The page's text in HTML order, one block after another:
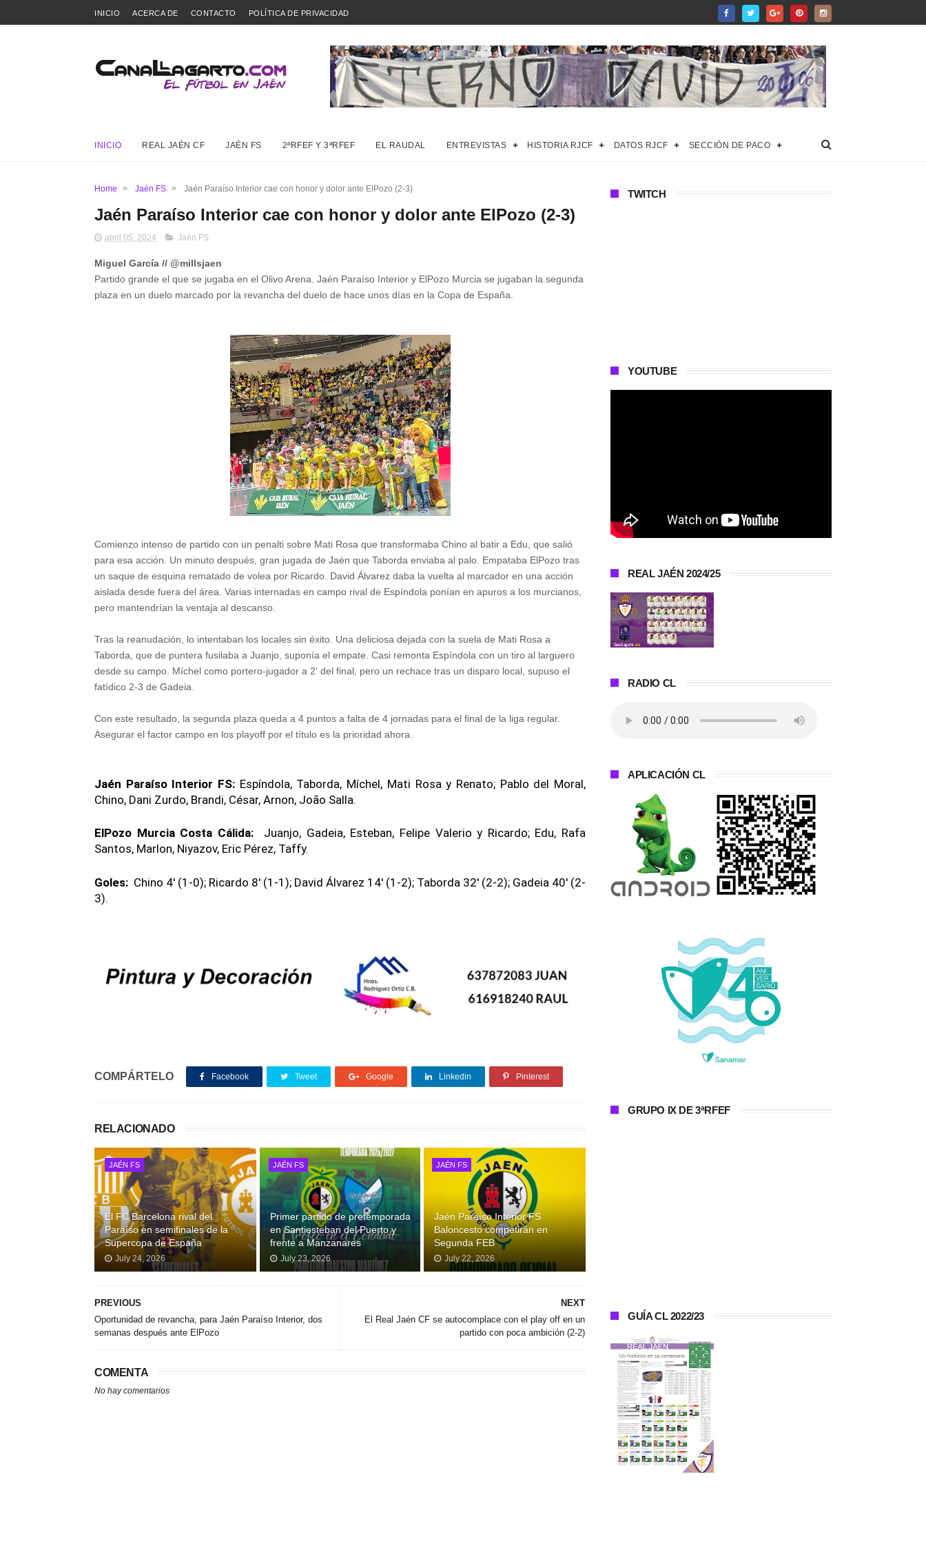
INICIO ACERCA DE CONTACTO POLÍTICA DE PRIVACIDAD
INICIO REAL JAÉN CF JAÉN FS 2ªRFEF Y 3ªRFEF EL RAUDAL ENTREVISTAS HISTORIA RJCF DATOS RJCF SECCIÓN DE PACO
Home > Jaén FS > Jaén Paraíso Interior cae con honor y dolor ante ElPozo (2-3)
Jaén Paraíso Interior cae con honor y dolor ante ElPozo (2-3)
abril 05, 2024 Jaén FS
Miguel García // @millsjaen
Partido grande el que se jugaba en el Olivo Arena. Jaén Paraíso Interior y ElPozo Murcia se jugaban la segunda
plaza en un duelo marcado por la revancha del duelo de hace unos días en la Copa de España.
Comienzo intenso de partido con un penalti sobre Mati Rosa que transformaba Chino al batir a Edu, que salió
para esa acción. Un minuto después, gran jugada de Jaén que Taborda enviaba al palo. Empataba ElPozo tras
un saque de esquina rematado de volea por Ricardo. David Álvarez daba la vuelta al marcador en una acción
aislada desde fuera del área. Varias internadas en campo rival de Espíndola ponían en apuros a los murcianos,
pero mantendrían la ventaja al descanso.
Tras la reanudación, lo intentaban los locales sin éxito. Una deliciosa dejada con la suela de Mati Rosa a
Taborda, que de puntera fusilaba a Juanjo, suponía el empate. Casi remonta Espíndola con un tiro al larguero
desde su campo. Míchel como portero-jugador a 2' del final, pero un rechace tras un disparo local, supuso el
fatídico 2-3 de Gadeia.
Con este resultado, la segunda plaza queda a 4 puntos a falta de 4 jornadas para el final de la liga regular.
Asegurar el factor campo en los playoff por el título es la prioridad ahora.
Jaén Paraíso Interior FS: Espíndola, Taborda, Míchel, Mati Rosa y Renato; Pablo del Moral,
Chino, Dani Zurdo, Brandi, César, Arnon, João Salla.
ElPozo Murcia Costa Cálida:
Juanjo, Gadeia, Esteban, Felipe Valerio y Ricardo; Edu, Rafa
Santos, Marlon, Niyazov, Eric Pérez, Taffy.
Goles: Chino 4' (1-0); Ricardo 8' (1-1); David Álvarez 14' (1-2); Taborda 32' (2-2); Gadeia 40' (2-
3).
COMPÁRTELO Facebook Tweet Google Linkedin Pinterest
RELACIONADO
JAÉN FS
El FC Barcelona rival del
Paraíso en semifinales de la
Supercopa de España
July 24, 2026
JAÉN FS
Primer partido de pretemporada
en Santiesteban del Puerto y
frente a Manzanares
July 23, 2026
JAÉN FS
Jaén Paraíso Interior FS
Baloncesto competirán en
Segunda FEB
July 22, 2026
NEXT
El Real Jaén CF se autocomplace con el play off en un
partido con poca ambición (2-2)
PREVIOUS
Oportunidad de revancha, para Jaén Paraíso Interior, dos
semanas después ante ElPozo
COMENTA
No hay comentarios
TWITCH
YOUTUBE
REAL JAÉN 2024/25
RADIO CL
APLICACIÓN CL
GRUPO IX DE 3ªRFEF
GUÍA CL 2022/23